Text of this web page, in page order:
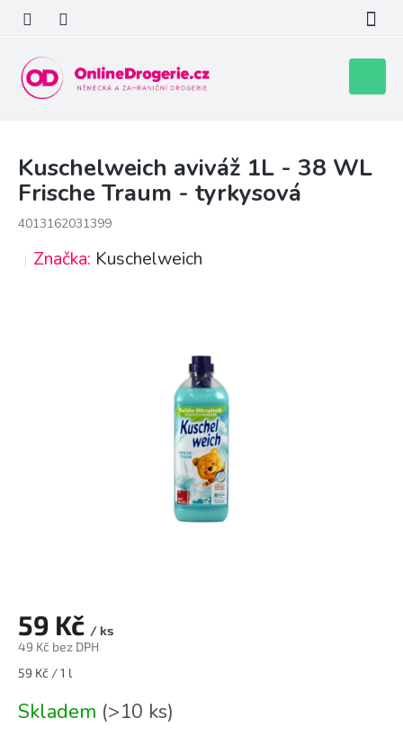
obsah
košík
Kuschelweich aviváž 1L - 38 WL
Frische Traum - tyrkysová
4013162031399
Značka: Kuschelweich
59 Kč / ks
49 Kč bez DPH
Měrná
59 Kč / 1 l
Skladem (>10 ks)